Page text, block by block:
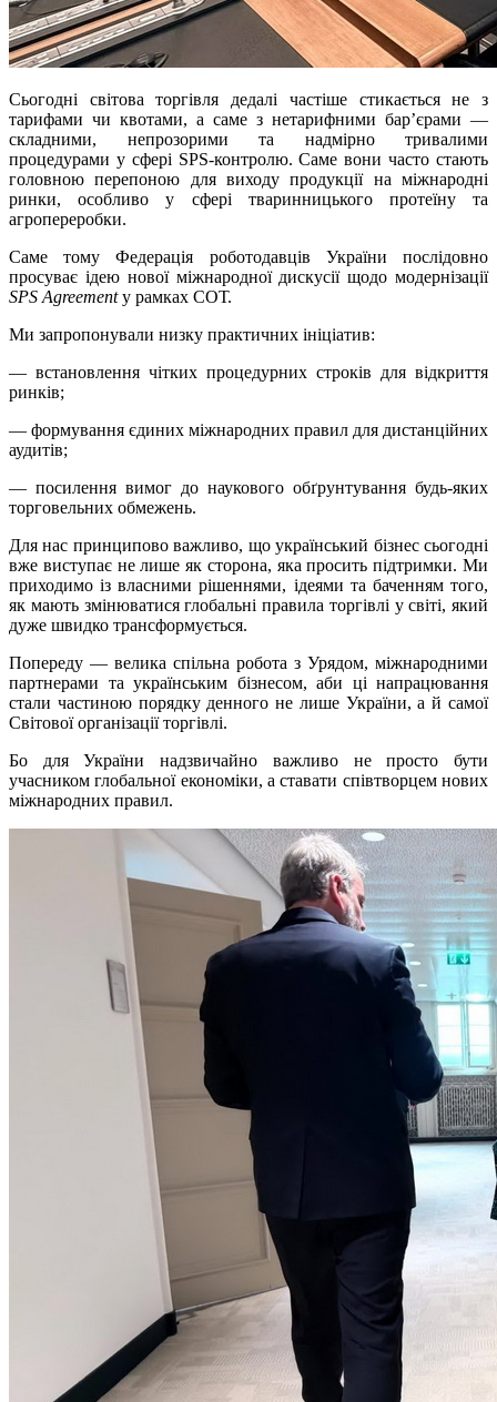
Сьогодні світова торгівля дедалі частіше стикається не з
тарифами чи квотами, а саме з нетарифними бар’єрами —
складними, непрозорими та надмірно тривалими
процедурами у сфері SPS-контролю. Саме вони часто стають
головною перепоною для виходу продукції на міжнародні
ринки, особливо у сфері тваринницького протеїну та
агропереробки.
Саме тому Федерація роботодавців України послідовно
просуває ідею нової міжнародної дискусії щодо модернізації
SPS Agreementу рамках СОТ.
Ми запропонували низку практичних ініціатив:
— встановлення чітких процедурних строків для відкриття
ринків;
— формування єдиних міжнародних правил для дистанційних
аудитів;
— посилення вимог до наукового обґрунтування будь-яких
торговельних обмежень.
Для нас принципово важливо, що український бізнес сьогодні
вже виступає не лише як сторона, яка просить підтримки. Ми
приходимо із власними рішеннями, ідеями та баченням того,
як мають змінюватися глобальні правила торгівлі у світі, який
дуже швидко трансформується.
Попереду — велика спільна робота з Урядом, міжнародними
партнерами та українським бізнесом, аби ці напрацювання
стали частиною порядку денного не лише України, а й самої
Світової організації торгівлі.
Бо для України надзвичайно важливо не просто бути
учасником глобальної економіки, а ставати співтворцем нових
міжнародних правил.